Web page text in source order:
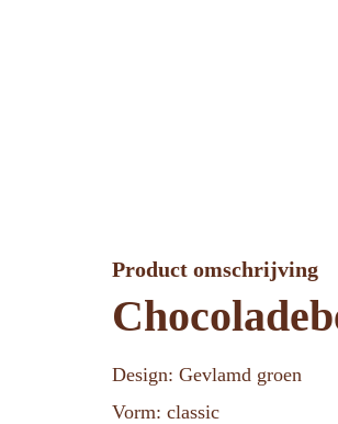
Product omschrijving
Design: Gevlamd groen
Vorm: classic